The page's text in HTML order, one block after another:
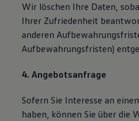
Wir löschen Ihre Daten,
Ihrer Zufriedenheit
anderen
Aufbewahrungsfristen)
4. Angebotsanfrage
Sofern Sie Interesse an
haben, können Sie über die